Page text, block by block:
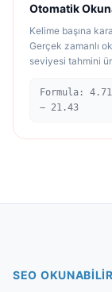
Otomatik
Kelime başına
Gerçek zamanlı
seviyesi tahmini
Formula:
− 21.43
SEO